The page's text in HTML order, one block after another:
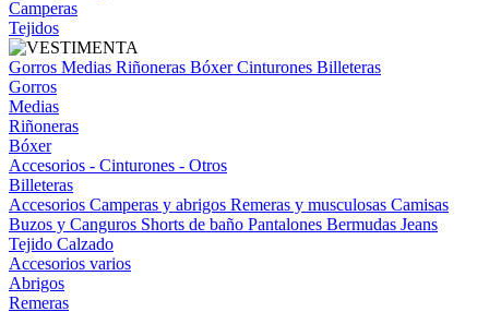
Camperas
Tejidos
Gorros Medias Riñoneras BóxerCinturones Billeteras
Gorros
Medias
Riñoneras
Bóxer
Accesorios - Cinturones - Otros
Billeteras
Accesorios Camperas y abrigos Remeras y musculosas Camisas
Buzos y Canguros Shorts de baño Pantalones Bermudas Jeans
Tejido Calzado
Accesorios varios
Abrigos
Remeras